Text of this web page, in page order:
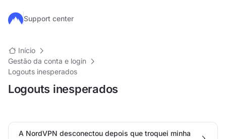
Ir para o conteúdo principal
Support center
Início
Gestão da conta e login
Logouts inesperados
Logouts inesperados
A NordVPN desconectou depois que troquei minha